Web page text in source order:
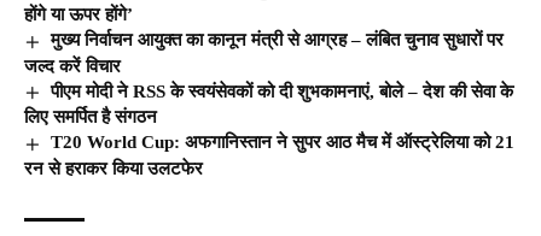
होंगे या ऊपर होंगे’
मुख्य निर्वाचन आयुक्त का कानून मंत्री से आग्रह – लंबित चुनाव सुधारों पर
जल्द करें विचार
पीएम मोदी ने RSS के स्वयंसेवकों को दी शुभकामनाएं, बोले – देश की सेवा के
लिए समर्पित है संगठन
T20 World Cup: अफगानिस्तान ने सुपर आठ मैच में ऑस्ट्रेलिया को 21
रन से हराकर किया उलटफेर